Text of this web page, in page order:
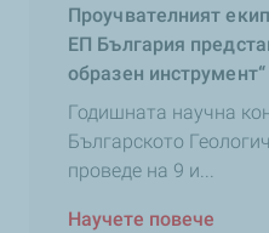
Проучвателният
ЕП България
образен инструмент“
Годишната научна
Българското
проведе на 9 и...
Научете повече